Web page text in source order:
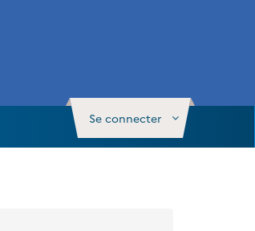
Se connecter